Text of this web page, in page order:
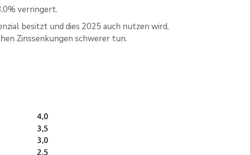
verringert.
besitzt und dies 2025 auch nutzen wird,
Zinssenkungen schwerer tun.